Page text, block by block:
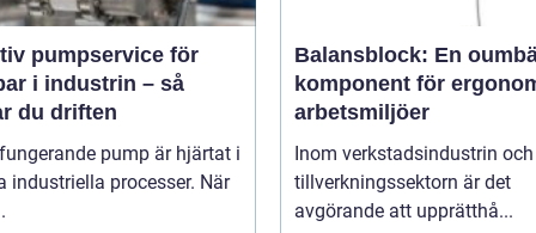
pumpservice för
i industrin – så
du driften
pump är hjärtat i
industriella processer. När
Balansblock: En
komponent för
arbetsmiljöer
Inom verkstadsindustrin och
tillverkningssektorn är det
avgörande att upprätthå...